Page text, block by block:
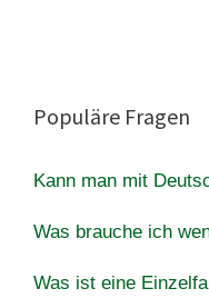
Populäre Fragen
Kann man mit
Was brauche ich
Was ist eine